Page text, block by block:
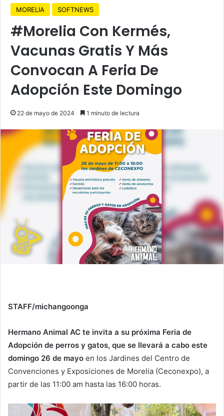
MORELIA SOFTNEWS
#Morelia Con Kermés,
Vacunas Gratis Y Más
Convocan A Feria De
Adopción Este Domingo
22 de mayo de 2024 1 minuto de lectura
STAFF/michangoonga
Hermano Animal AC te invita a su próxima Feria de
Adopción de perros y gatos, que se llevará a cabo este
domingo 26 de mayo en los Jardines del Centro de
Convenciones y Exposiciones de Morelia (Ceconexpo), a
partir de las 11:00 am hasta las 16:00 horas.